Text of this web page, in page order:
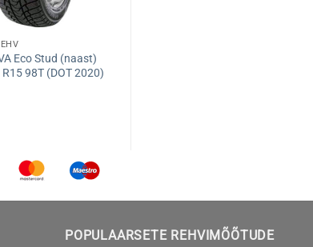
Eco Stud (naast)
98T (DOT 2020)
POPULAARSETE REHVIMÕÕTUDE